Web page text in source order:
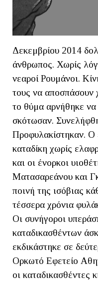
Δεκεμβρίου 2014
άνθρωπος. Χωρίς
νεαροί Ρουμάνοι.
τους να αποσπάσουν
το θύμα αρνήθηκε να
σκότωσαν.
Προφυλακίστηκαν. Ο
καταδίκη χωρίς
και οι ένορκοι
Ματασαρεάνου και
ποινή της ισόβιας
τέσσερα χρόνια
Οι συνήγοροι
καταδικασθέντων
εκδικάστηκε σε
Ορκωτό Εφετείο
οι καταδικασθέντες